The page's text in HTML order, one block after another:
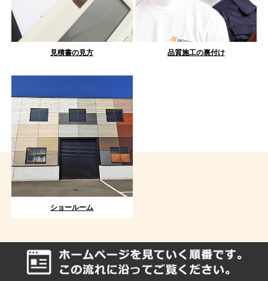
見積書の見方 品質施工の裏付け
ショールーム